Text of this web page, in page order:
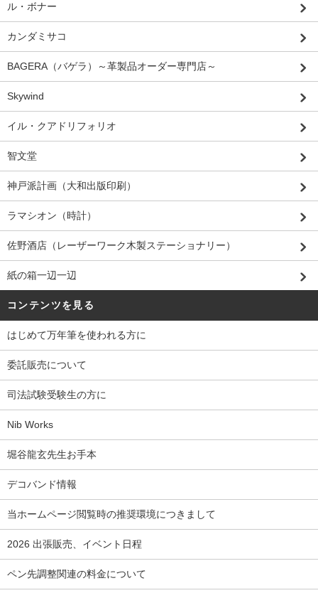
ル・ボナー
カンダミサコ
BAGERA（バゲラ）～革製品オーダー専門店～
Skywind
イル・クアドリフォリオ
智文堂
神戸派計画（大和出版印刷）
ラマシオン（時計）
佐野酒店（レーザーワーク木製ステーショナリー）
紙の箱一辺一辺
コンテンツを見る
はじめて万年筆を使われる方に
委託販売について
司法試験受験生の方に
Nib Works
堀谷龍玄先生お手本
デコバンド情報
当ホームページ閲覧時の推奨環境につきまして
2026 出張販売、イベント日程
ペン先調整関連の料金について